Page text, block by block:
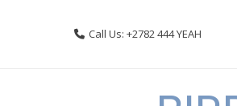
Call Us: +2782 444 YEAH